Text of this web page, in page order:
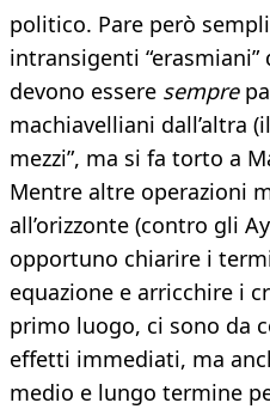
politico. Pare però
intransigenti “erasmiani”
devono essere sempre
machiavelliani dall’altra
mezzi”, ma si fa torto a
Mentre altre operazioni
all’orizzonte (contro gli
opportuno chiarire i
equazione e arricchire i
primo luogo, ci sono da
effetti immediati, ma
medio e lungo termine